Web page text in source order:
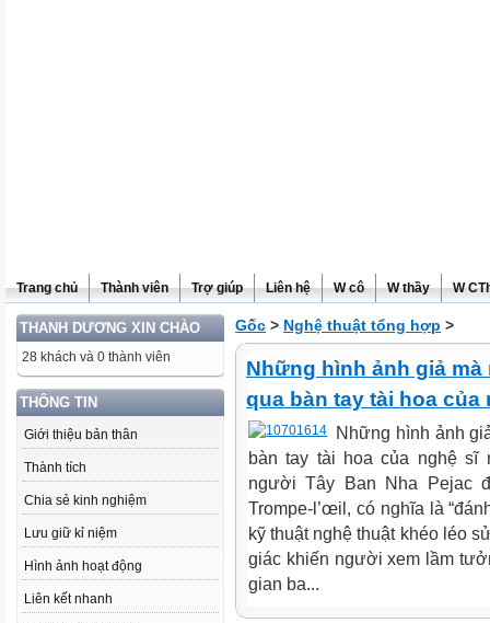
Trang chủ Thành viên Trợ giúp Liên hệ W cô W thầy W
THANH DƯƠNG XIN CHÀO
28 khách và 0 thành viên
THÔNG TIN
Giới thiệu bản thân
Thành tích
Chia sẻ kinh nghiệm
Lưu giữ kỉ niệm
Hình ảnh hoạt động
Liên kết nhanh
Gốc > Nghệ thuật tổng hợp >
Những hình ảnh giả
qua bàn tay tài hoa
Những hình ảnh
bàn tay tài hoa của nghệ
người Tây Ban Nha Pejac
Trompe-l’œil, có nghĩa là
kỹ thuật nghệ thuật khéo léo
giác khiến người xem lầm
gian ba...